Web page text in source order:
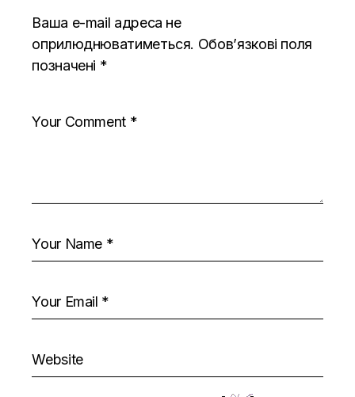
Ваша e-mail адреса не
оприлюднюватиметься. Обов’язкові поля
позначені *